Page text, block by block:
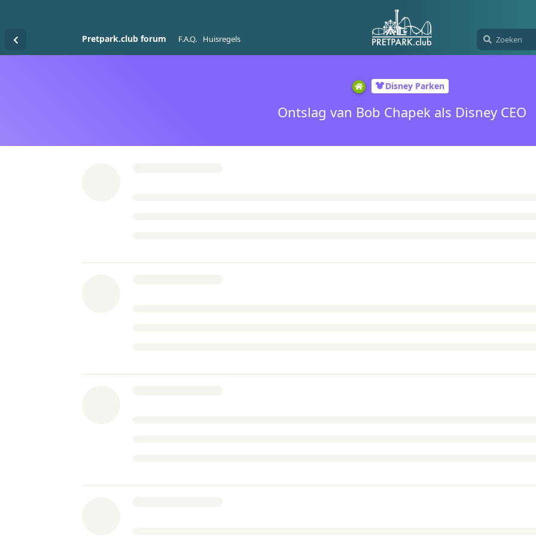
Pretpark.club forum F.A.Q. Huisregels
Disney Parken
Ontslag van Bob Chapek als Disney CEO